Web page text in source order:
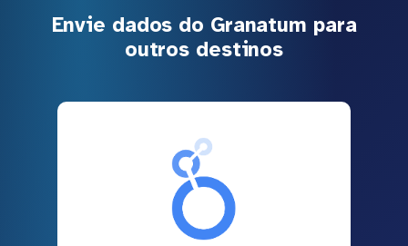
Envie dados do Granatum para
outros destinos